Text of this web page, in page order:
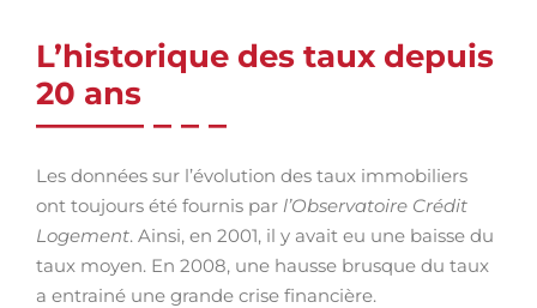
L’historique des taux depuis
20 ans
Les données sur l’évolution des taux immobiliers
ont toujours été fournis par l’Observatoire Crédit
Logement. Ainsi, en 2001, il y avait eu une baisse du
taux moyen. En 2008, une hausse brusque du taux
a entrainé une grande crise financière.